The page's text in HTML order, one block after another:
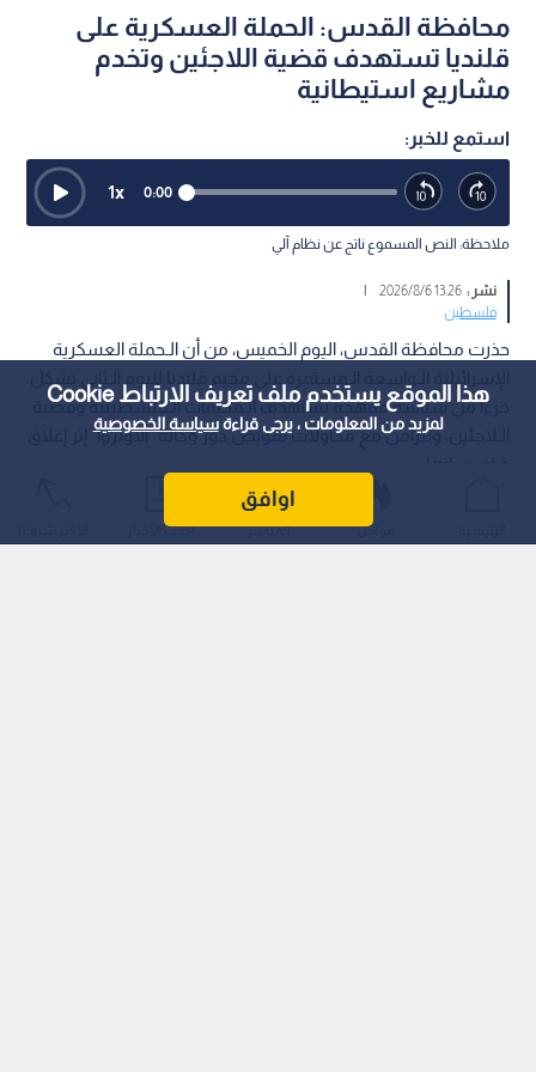
هذا الموقع يستخدم ملف تعريف الارتباط Cookie
لمزيد من المعلومات ، يرجى قراءةسياسة الخصوصية
اوافق
محافظة القدس: الحملة العسكرية على
قلنديا تستهدف قضية اللاجئين وتخدم
مشاريع استيطانية
استمع للخبر:
0:00
1x
ملاحظة: النص المسموع ناتج عن نظام آلي
نشر :13:26 2026/8/6
|
فلسطين
حذرت محافظة القدس، اليوم الخميس، من أن الـحملة العسكرية
جزءا من سياسة ممهجة تستهدف الـمخيمات الـفلسطينية وقضية
الـلاجئين، وتتزامن مع محاولات تقويض دور وكالة "الأونروا" إثر إغلاق
عواجل المباشر أحدث الأخبار